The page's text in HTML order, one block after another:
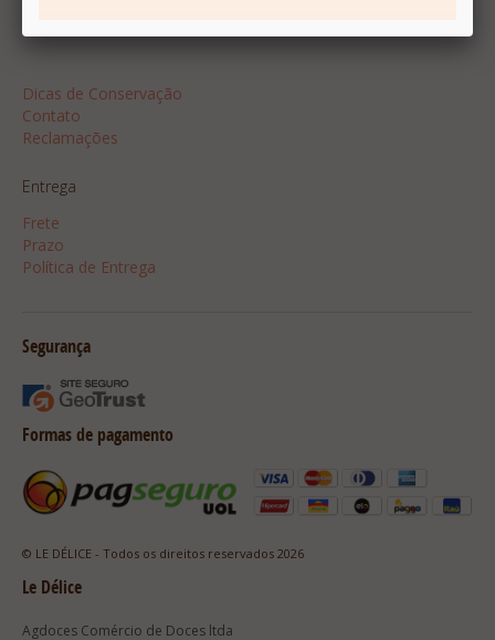
Dicas de Conservação
Contato
Reclamações
Entrega
Frete
Prazo
Política de Entrega
Segurança
Formas de pagamento
© LE DÉLICE - Todos os direitos reservados 2026
Le Délice
Agdoces Comércio de Doces ltda